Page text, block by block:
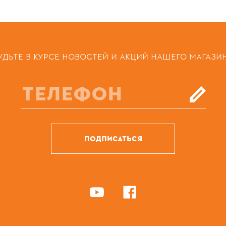
В КУРСЕ НОВОСТЕЙ И АКЦИЙ НАШЕГО
ПОДПИСАТЬСЯ